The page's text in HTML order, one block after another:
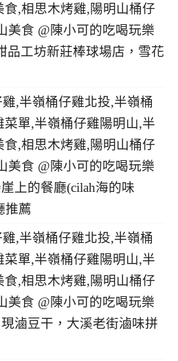
品工坊新莊棒球場店，雪花
上的餐廳(cilah海的味
推薦
現滷豆干，大溪老街滷味拼